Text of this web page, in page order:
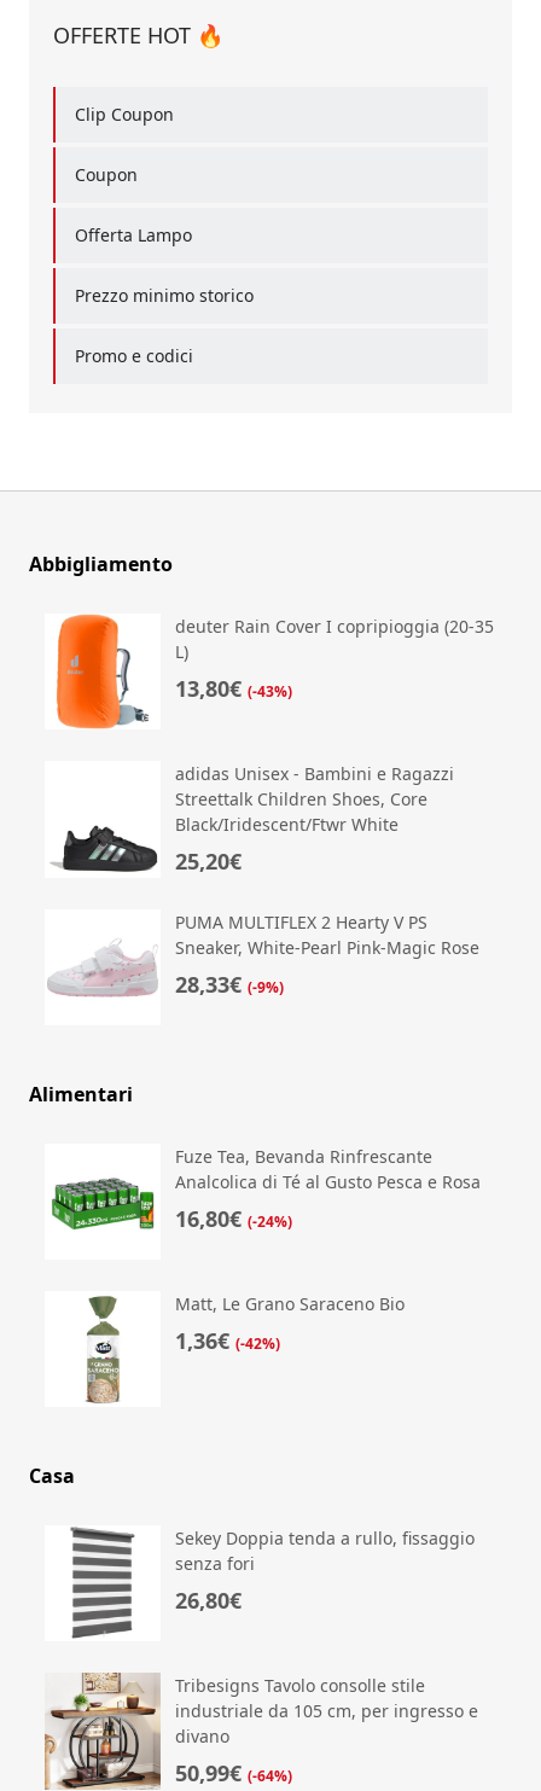
OFFERTE HOT 🔥
Clip Coupon
Coupon
Offerta Lampo
Prezzo minimo storico
Promo e codici
Abbigliamento
deuter Rain Cover I copripioggia (20-35
L)
13,80€ (-43%)
adidas Unisex - Bambini e Ragazzi
Streettalk Children Shoes, Core
Black/Iridescent/Ftwr White
25,20€
PUMA MULTIFLEX 2 Hearty V PS
Sneaker, White-Pearl Pink-Magic Rose
28,33€ (-9%)
Alimentari
Fuze Tea, Bevanda Rinfrescante
Analcolica di Té al Gusto Pesca e Rosa
16,80€ (-24%)
Matt, Le Grano Saraceno Bio
1,36€ (-42%)
Casa
Sekey Doppia tenda a rullo, fissaggio
senza fori
26,80€
Tribesigns Tavolo consolle stile
industriale da 105 cm, per ingresso e
divano
50,99€ (-64%)